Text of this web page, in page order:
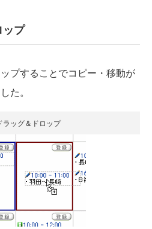
プ
プすることでコピー・移動が
た。
ラッグ＆ドロップ